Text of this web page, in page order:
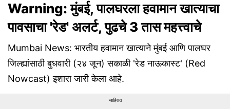
Warning: मुंबई, पालघरला हवामान खात्याचा
पावसाचा 'रेड' अलर्ट, पुढचे 3 तास महत्त्वाचे
Mumbai News: भारतीय हवामान खात्याने मुंबई आणि पालघर
जिल्ह्यांसाठी बुधवारी (२४ जून) सकाळी 'रेड नाऊकास्ट' (Red
Nowcast) इशारा जारी केला आहे.
जाहिरात